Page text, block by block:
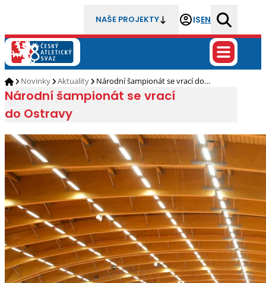
NAŠE PROJEKTY ISEN
Novinky Aktuality Národní šampionát se vrací do…
Národní šampionát se vrací
do Ostravy